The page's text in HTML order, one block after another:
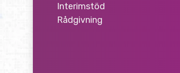
Interimstöd
Rådgivning